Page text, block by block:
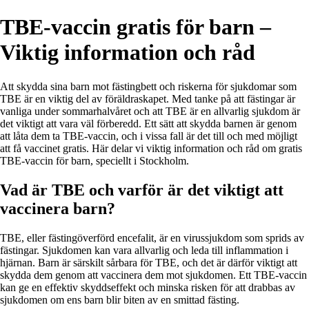
TBE-vaccin gratis för barn –
Viktig information och råd
Att skydda sina barn mot fästingbett och riskerna för sjukdomar som
TBE är en viktig del av föräldraskapet. Med tanke på att fästingar är
vanliga under sommarhalvåret och att TBE är en allvarlig sjukdom är
det viktigt att vara väl förberedd. Ett sätt att skydda barnen är genom
att låta dem ta TBE-vaccin, och i vissa fall är det till och med möjligt
att få vaccinet gratis. Här delar vi viktig information och råd om gratis
TBE-vaccin för barn, speciellt i Stockholm.
Vad är TBE och varför är det viktigt att
vaccinera barn?
TBE, eller fästingöverförd encefalit, är en virussjukdom som sprids av
fästingar. Sjukdomen kan vara allvarlig och leda till inflammation i
hjärnan. Barn är särskilt sårbara för TBE, och det är därför viktigt att
skydda dem genom att vaccinera dem mot sjukdomen. Ett TBE-vaccin
kan ge en effektiv skyddseffekt och minska risken för att drabbas av
sjukdomen om ens barn blir biten av en smittad fästing.